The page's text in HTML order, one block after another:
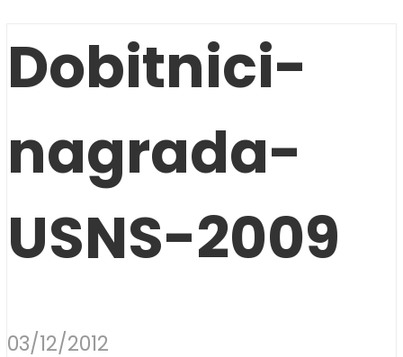
Dobitnici-
nagrada-
USNS-2009
03/12/2012